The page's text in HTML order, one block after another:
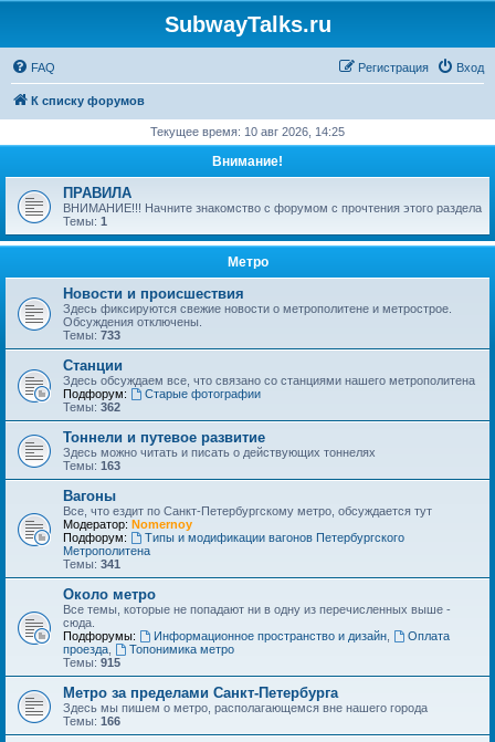
SubwayTalks.ru
FAQ Вход
Регистрация
К списку форумов
Текущее время: 10 авг 2026, 14:25
Внимание!
ПРАВИЛА
ВНИМАНИЕ!!! Начните знакомство с форумом с прочтения этого раздела
Темы: 1
Метро
Новости и происшествия
Здесь фиксируются свежие новости о метрополитене и метрострое.
Обсуждения отключены.
Темы: 733
Станции
Здесь обсуждаем все, что связано со станциями нашего метрополитена
Подфорум:
Старые фотографии
Темы: 362
Тоннели и путевое развитие
Здесь можно читать и писать о действующих тоннелях
Темы: 163
Вагоны
Все, что ездит по Санкт-Петербургскому метро, обсуждается тут
Модератор: Nomernoy
Подфорум:
Типы и модификации вагонов Петербургского
Метрополитена
Темы: 341
Около метро
Все темы, которые не попадают ни в одну из перечисленных выше -
сюда.
Подфорумы:
Информационное пространство и дизайн,
Оплата
проезда
Топонимика метро
Темы: 915
Метро за пределами Санкт-Петербурга
Здесь мы пишем о метро, располагающемся вне нашего города
Темы: 166